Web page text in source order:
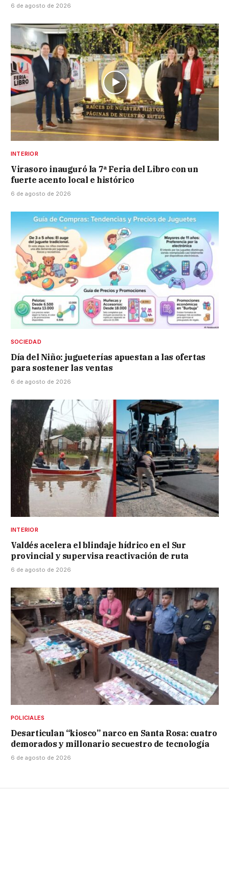
6 de agosto de 2026
INTERIOR
Virasoro inauguró la 7ª Feria del Libro con un
fuerte acento local e histórico
6 de agosto de 2026
SOCIEDAD
Día del Niño: jugueterías apuestan a las ofertas
para sostener las ventas
6 de agosto de 2026
INTERIOR
Valdés acelera el blindaje hídrico en el Sur
provincial y supervisa reactivación de ruta
6 de agosto de 2026
POLICIALES
Desarticulan “kiosco” narco en Santa Rosa: cuatro
demorados y millonario secuestro de tecnología
6 de agosto de 2026